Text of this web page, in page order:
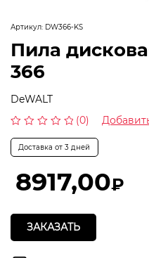
Артикул: DW366-KS
Пила
366
DeWALT
0
из
(0)
Доставка от 3 дней
8917,00₽
ЗАКАЗАТЬ